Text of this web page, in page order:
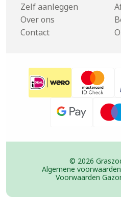
Zelf aanleggen
Over ons
Contact
© 2026
Algemene voorwaarden
Voorwaarden